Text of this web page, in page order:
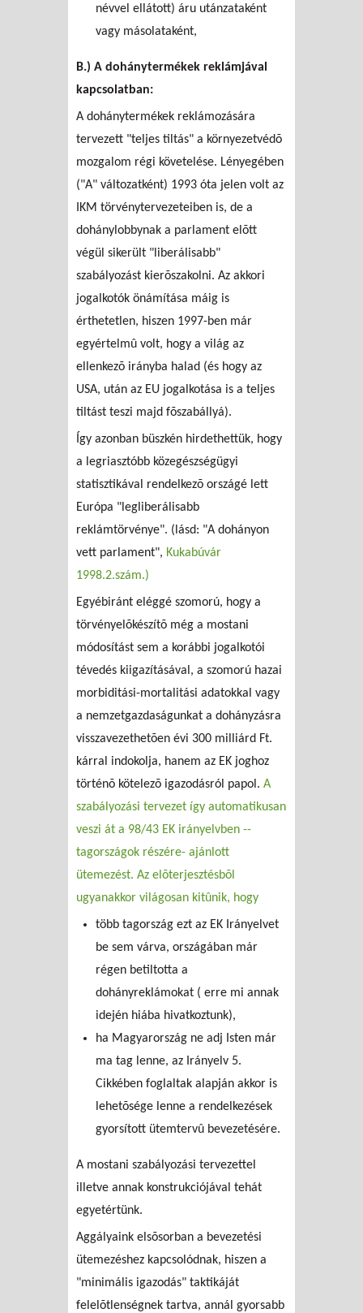
névvel ellátott) áru utánzataként
vagy másolataként,
B.) A dohánytermékek reklámjával
kapcsolatban:
A dohánytermékek reklámozására
tervezett "teljes tiltás" a környezetvédõ
mozgalom régi követelése. Lényegében
("A" változatként) 1993 óta jelen volt az
IKM törvénytervezeteiben is, de a
dohánylobbynak a parlament elõtt
végül sikerült "liberálisabb"
szabályozást kierõszakolni. Az akkori
jogalkotók önámítása máig is
érthetetlen, hiszen 1997-ben már
egyértelmû volt, hogy a világ az
ellenkezõ irányba halad (és hogy az
USA, után az EU jogalkotása is a teljes
tiltást teszi majd fõszabállyá).
Így azonban büszkén hirdethettük, hogy
a legriasztóbb közegészségügyi
statisztikával rendelkezõ országé lett
Európa "legliberálisabb
reklámtörvénye". (lásd: "A dohányon
vett parlament", Kukabúvár
1998.2.szám.)
Egyébiránt eléggé szomorú, hogy a
törvényelõkészítõ még a mostani
módosítást sem a korábbi jogalkotói
tévedés kiigazításával, a szomorú hazai
morbiditási-mortalitási adatokkal vagy
a nemzetgazdaságunkat a dohányzásra
visszavezethetõen évi 300 milliárd Ft.
kárral indokolja, hanem az EK joghoz
történõ kötelezõ igazodásról papol. A
szabályozási tervezet így automatikusan
veszi át a 98/43 EK irányelvben --
tagországok részére- ajánlott
ütemezést. Az elõterjesztésbõl
ugyanakkor világosan kitûnik, hogy
több tagország ezt az EK Irányelvet
be sem várva, országában már
régen betiltotta a
dohányreklámokat ( erre mi annak
idején hiába hivatkoztunk),
ha Magyarország ne adj Isten már
ma tag lenne, az Irányelv 5.
Cikkében foglaltak alapján akkor is
lehetõsége lenne a rendelkezések
gyorsított ütemtervû bevezetésére.
A mostani szabályozási tervezettel
illetve annak konstrukciójával tehát
egyetértünk.
Aggályaink elsõsorban a bevezetési
ütemezéshez kapcsolódnak, hiszen a
"minimális igazodás" taktikáját
felelõtlenségnek tartva, annál gyorsabb